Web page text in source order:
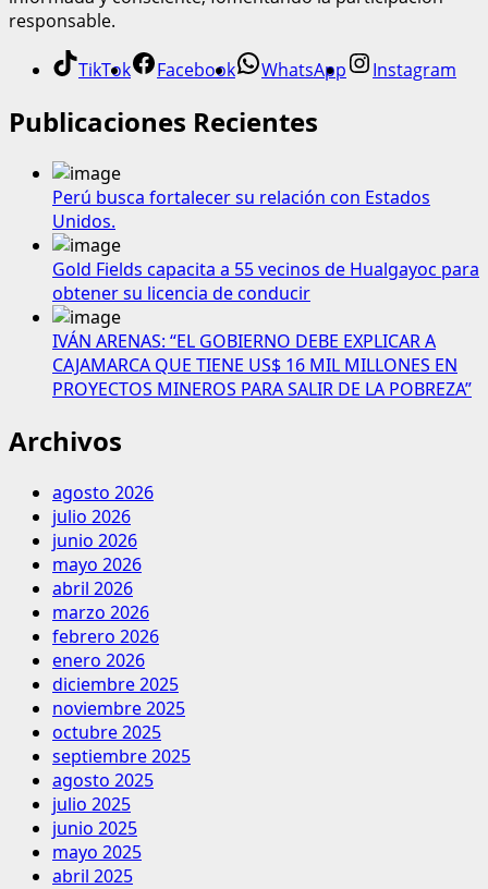
responsable.
TikTok Facebook WhatsApp Instagram
Publicaciones Recientes
Perú busca fortalecer su relación con Estados
Unidos.
Gold Fields capacita a 55 vecinos de Hualgayoc para
obtener su licencia de conducir
IVÁN ARENAS: “EL GOBIERNO DEBE EXPLICAR A
CAJAMARCA QUE TIENE US$ 16 MIL MILLONES EN
PROYECTOS MINEROS PARA SALIR DE LA POBREZA”
Archivos
agosto 2026
julio 2026
junio 2026
mayo 2026
abril 2026
marzo 2026
febrero 2026
enero 2026
diciembre 2025
noviembre 2025
octubre 2025
septiembre 2025
agosto 2025
julio 2025
junio 2025
mayo 2025
abril 2025